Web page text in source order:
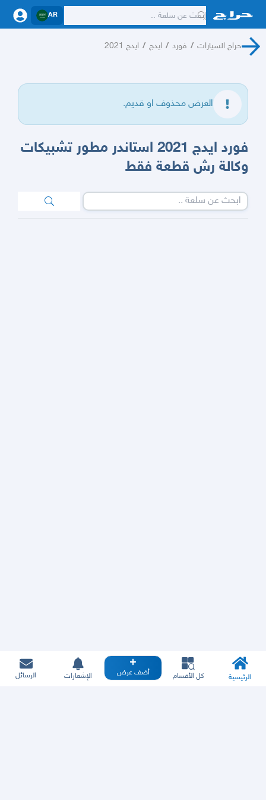
AR
حراج السيارات / فورد / ايدج / ايدج 2021
العرض محذوف او قديم.
فورد ايدج 2021 استاندر مطور تشبيكات
وكالة رش قطعة فقط
الرئيسية كل الأقسام أضف عرض الإشعارات الرسائل